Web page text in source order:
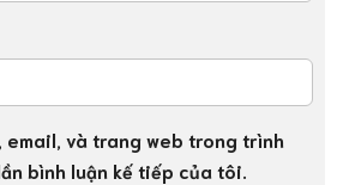
email, và trang web trong trình
bình luận kế tiếp của tôi.